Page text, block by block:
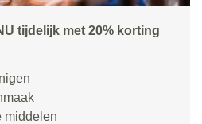
tijdelijk met 20% korting
middelen